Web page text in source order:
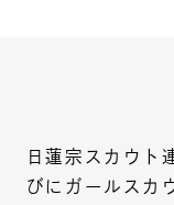
日蓮宗スカウト
びにガールスカ